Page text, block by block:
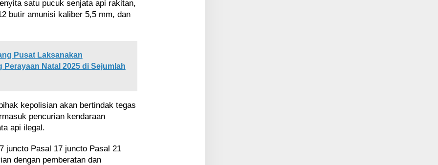
satu pucuk senjata api rakitan,
butir amunisi kaliber 5,5 mm, dan
Pusat Laksanakan
Natal 2025 di Sejumlah
kepolisian akan bertindak tegas
pencurian kendaraan
api ilegal.
juncto Pasal 17 juncto Pasal 21
dengan pemberatan dan